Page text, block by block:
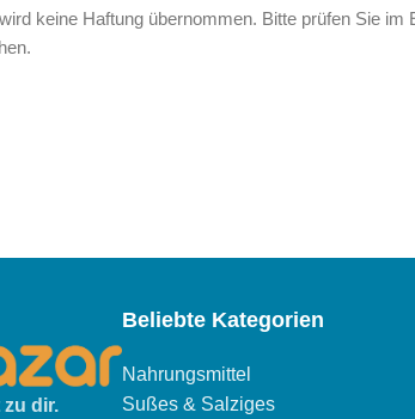
keine Haftung übernommen. Bitte prüfen Sie
dir.
Beliebte Kategorien
Nahrungsmittel
Sußes & Salziges